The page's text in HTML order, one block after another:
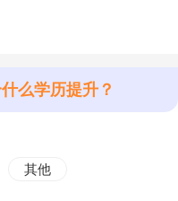
么学历提升？
其他